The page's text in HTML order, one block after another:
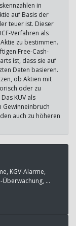
in
auf Basis der
teuer ist. Dieser
Verfahren als
zu bestimmen.
Free-Cash-
ist, dass sie auf
Daten basieren.
ob Aktien mit
oder zu
KUV als
Gewinneinbruch
auch zu höheren
KGV-Alarme,
...